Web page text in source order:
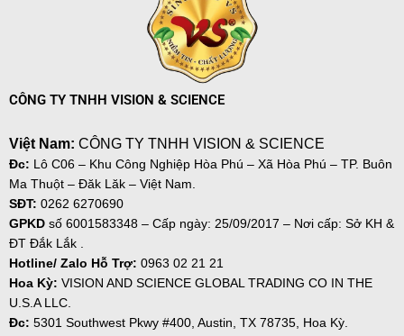
CÔNG TY TNHH VISION & SCIENCE
Việt Nam: CÔNG TY TNHH VISION & SCIENCE
Đc: Lô C06 – Khu Công Nghiệp Hòa Phú – Xã Hòa Phú – TP. Buôn
Ma Thuột – Đăk Lăk – Việt Nam.
SĐT: 0262 6270690
GPKD số 6001583348 – Cấp ngày: 25/09/2017 – Nơi cấp: Sở KH &
ĐT Đắk Lắk .
Hotline/ Zalo Hỗ Trợ: 0963 02 21 21
Hoa Kỳ: VISION AND SCIENCE GLOBAL TRADING CO IN THE
U.S.A LLC.
Đc: 5301 Southwest Pkwy #400, Austin, TX 78735, Hoa Kỳ.